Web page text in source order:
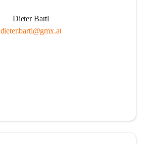
Dieter Bartl
dieter.bartl@gmx.at